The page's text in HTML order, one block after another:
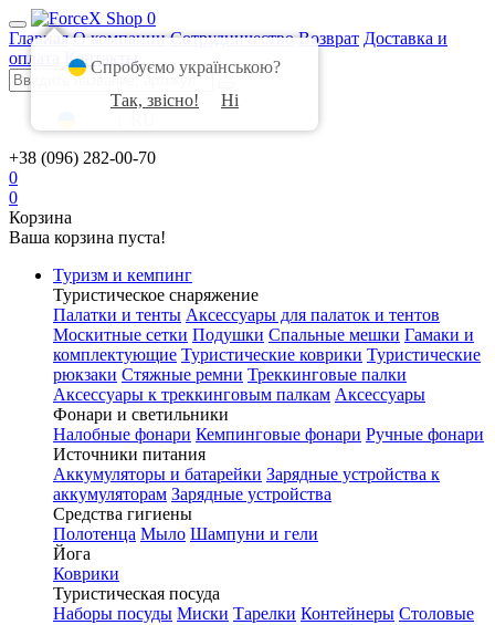
0
Главная О компании Сотрудничество Возврат Доставка и
оплата
Контакты
+38 (096) 282-00-70
0
0
Корзина
Ваша корзина пуста!
Туризм и кемпинг
Туристическое снаряжение
Палатки и тенты Аксессуары для палаток и тентов
Москитные сетки Подушки Спальные мешки Гамаки и
комплектующие Туристические коврики Туристические
рюкзаки Стяжные ремни Треккинговые палки
Аксессуары к треккинговым палкам Аксессуары
Фонари и светильники
Налобные фонари Кемпинговые фонари Ручные фонари
Источники питания
Аккумуляторы и батарейки Зарядные устройства к
аккумуляторам Зарядные устройства
Средства гигиены
Полотенца Мыло Шампуни и гели
Йога
Коврики
Туристическая посуда
Наборы посуды Миски Тарелки Контейнеры Столовые
Спробуємо українською?
Так, звісно!
Ні